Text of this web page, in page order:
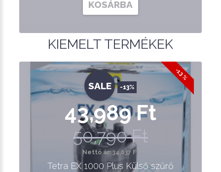
KOSÁRBA
KIEMELT TERMÉKEK
-13 %
SALE -13%
43,989 Ft
50,790 Ft
Nettó ár: 34,637 Ft
Tetra EX 1000 Plus Külső szűrő